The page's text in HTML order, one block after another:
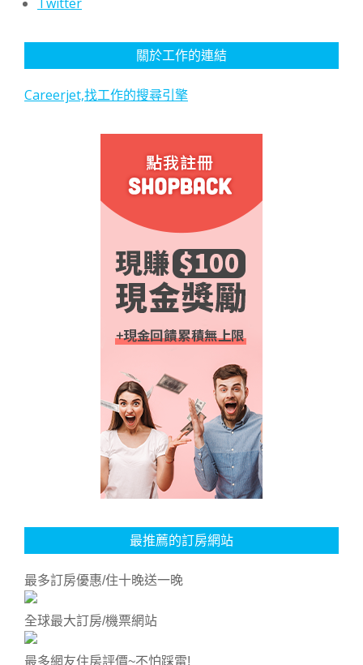
關於工作的連結
Careerjet,找工作的搜尋引擎
最推薦的訂房網站
最多訂房優惠/住十晚送一晚
全球最大訂房/機票網站
最多網友住房評價~不怕踩雷!